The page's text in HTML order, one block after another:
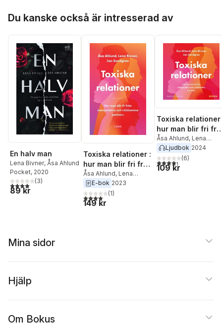
Du kanske också är intresserad av
En halv man
Lena Bivner, Åsa Ahlund
Pocket, 2020
4,0utav 5 stjärnor. Totalt antal röster:
(3)
89 kr
Toxiska relationer :
hur man blir fri från
manipulativa och
våldsamma
partners
Åsa Ahlund, Lena
Bivner,Jan Sandgren
E-bok 2023
4,0utav 5 stjärnor. Totalt antal röster:
(1)
149 kr
Toxiska relationer
hur man blir fri
manipulativa och
våldsamma
partners
Åsa Ahlund, Lena
Bivner,Jan Sandgren
Ljudbok 2024
4,3utav 5 stjärnor.
(6)
109 kr
Mina sidor
Hjälp
Om Bokus